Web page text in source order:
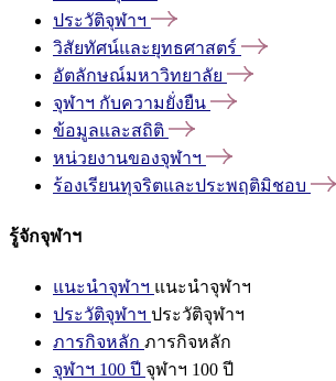
ประวัติจุฬาฯ
วิสัยทัศน์และยุทธศาสตร์
อัตลักษณ์มหาวิทยาลัย
จุฬาฯ กับความยั่งยืน
ข้อมูลและสถิติ
หน่วยงานของจุฬาฯ
ร้องเรียนทุจริตและประพฤติมิชอบ
รู้จักจุฬาฯ
แนะนำจุฬาฯ แนะนำจุฬาฯ
ประวัติจุฬาฯ ประวัติจุฬาฯ
ภารกิจหลัก ภารกิจหลัก
จุฬาฯ 100 ปี จุฬาฯ 100 ปี